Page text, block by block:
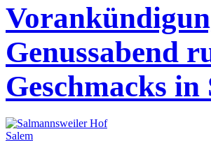
Genussabend
Geschmacks in